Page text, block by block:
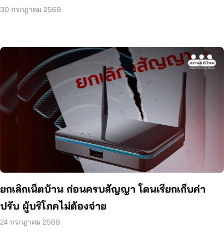
30 กรกฎาคม 2569
ยกเลิกเน็ตบ้าน ก่อนครบสัญญา โดนเรียกเก็บค่า
ปรับ ผู้บริโภคไม่ต้องจ่าย
24 กรกฎาคม 2569